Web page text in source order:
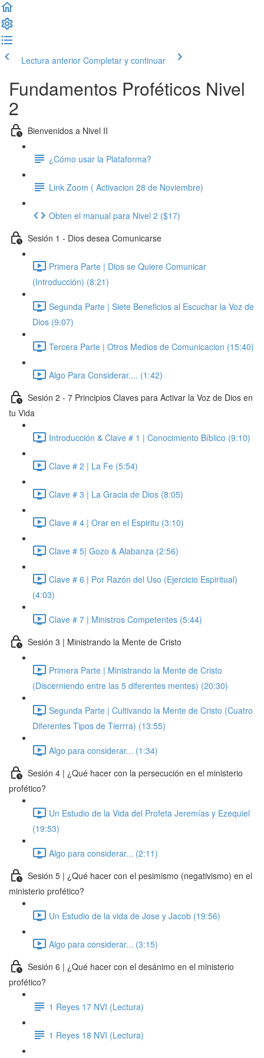
Lectura anterior Completar y continuar
Fundamentos Proféticos Nivel
2
Bienvenidos a Nivel II
¿Cómo usar la Plataforma?
Link Zoom ( Activacion 28 de Noviembre)
Obten el manual para Nivel 2 ($17)
Sesión 1 - Dios desea Comunicarse
Primera Parte | Dios se Quiere Comunicar
(Introducción) (8:21)
Segunda Parte | Siete Beneficios al Escuchar la Voz de
Dios (9:07)
Tercera Parte | Otros Medios de Comunicacion (15:40)
Algo Para Considerar.... (1:42)
Sesión 2 - 7 Principios Claves para Activar la Voz de Dios en
tu Vida
Introducción & Clave # 1 | Conocimiento Bíblico (9:10)
Clave # 2 | La Fe (5:54)
Clave # 3 | La Gracia de Dios (8:05)
Clave # 4 | Orar en el Espiritu (3:10)
Clave # 5| Gozo & Alabanza (2:56)
Clave # 6 | Por Razón del Uso (Ejercicio Espiritual)
(4:03)
Clave # 7 | Ministros Competentes (5:44)
Sesión 3 | Ministrando la Mente de Cristo
Primera Parte | Ministrando la Mente de Cristo
(Discerniendo entre las 5 diferentes mentes) (20:30)
Segunda Parte | Cultivando la Mente de Cristo (Cuatro
Diferentes Tipos de Tierrra) (13:55)
Algo para considerar... (1:34)
Sesión 4 | ¿Qué hacer con la persecución en el ministerio
profético?
Un Estudio de la Vida del Profeta Jeremías y Ezequiel
(19:53)
Algo para considerar... (2:11)
Sesión 5 | ¿Qué hacer con el pesimismo (negativismo) en el
ministerio profético?
Un Estudio de la vida de Jose y Jacob (19:56)
Algo para considerar... (3:15)
Sesión 6 | ¿Qué hacer con el desánimo en el ministerio
profético?
1 Reyes 17 NVI (Lectura)
1 Reyes 18 NVI (Lectura)